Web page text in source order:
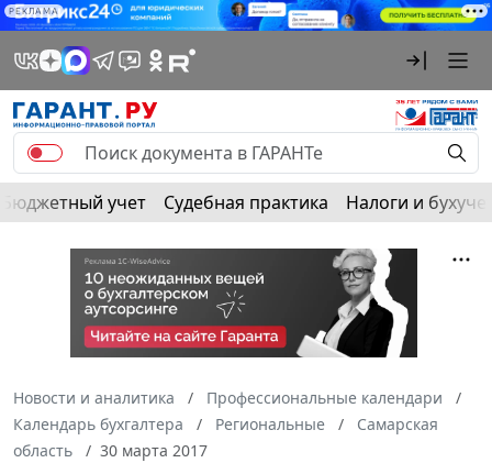
РЕКЛАМА
Бюджетный учет Судебная практика Налоги и
Новости и аналитика
Профессиональные календари
Календарь бухгалтера
Региональные
Самарская
область
30 марта 2017